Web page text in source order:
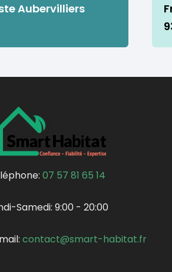
Aubervilliers
07 57 81 65 14
Samedi: 9:00 - 20:00
contact@smart-habitat.fr